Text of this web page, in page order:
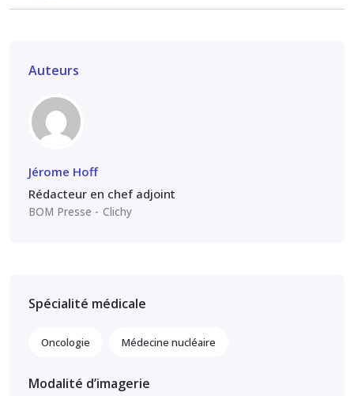
Auteurs
Jérome Hoff
Rédacteur en chef adjoint
BOM Presse Clichy
Spécialité médicale
Oncologie Médecine nucléaire
Modalité d’imagerie